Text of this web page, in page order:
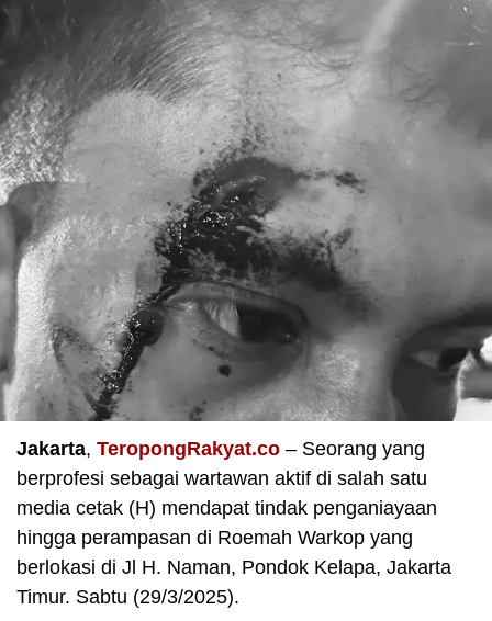
Jakarta, TeropongRakyat.co – Seorang yang
berprofesi sebagai wartawan aktif di salah satu
media cetak (H) mendapat tindak penganiayaan
hingga perampasan di Roemah Warkop yang
berlokasi di Jl H. Naman, Pondok Kelapa, Jakarta
Timur. Sabtu (29/3/2025).